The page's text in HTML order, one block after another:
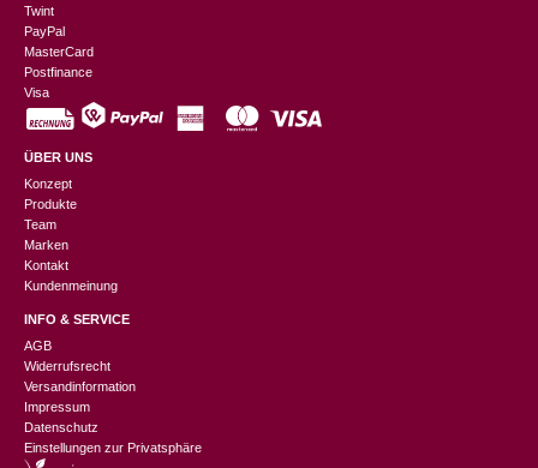
Twint
PayPal
MasterCard
Postfinance
Visa
ÜBER UNS
Konzept
Produkte
Team
Marken
Kontakt
Kundenmeinung
INFO & SERVICE
AGB
Widerrufsrecht
Versandinformation
Impressum
Datenschutz
Einstellungen zur Privatsphäre